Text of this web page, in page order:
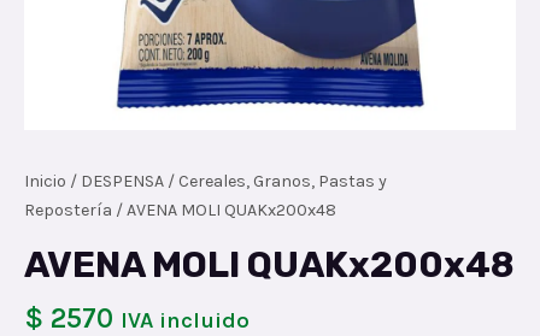
Inicio / DESPENSA / Cereales, Granos, Pastas y
Repostería / AVENA MOLI QUAKx200x48
AVENA MOLI QUAKx200x48
$ 2570 IVA incluido